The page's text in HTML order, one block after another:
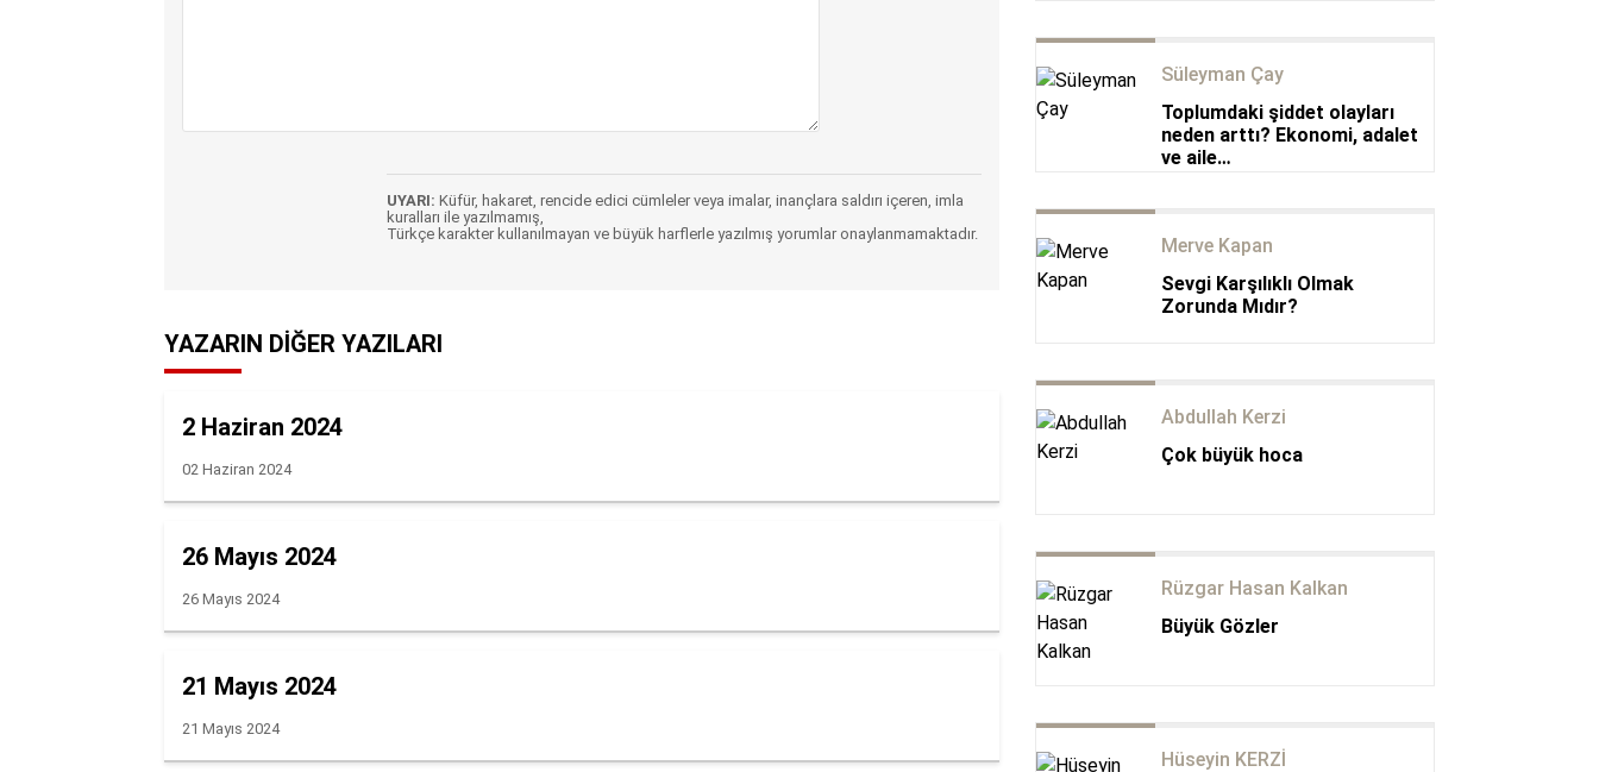
UYARI: Küfür, hakaret, rencide edici cümleler veya imalar, inançlara saldırı içeren, imla
kuralları ile yazılmamış,
Türkçe karakter kullanılmayan ve büyük harflerle yazılmış yorumlar onaylanmamaktadır.
YAZARIN DIĞER YAZILARI
2 Haziran 2024
02 Haziran 2024
26 Mayıs 2024
26 Mayıs 2024
21 Mayıs 2024
21 Mayıs 2024
Süleyman Çay
Toplumdaki şiddet olayları
neden arttı? Ekonomi, adalet
ve aile…
Merve Kapan
Sevgi Karşılıklı Olmak
Zorunda Mıdır?
Abdullah Kerzi
Çok büyük hoca
Rüzgar Hasan Kalkan
Büyük Gözler
Hüseyin KERZİ